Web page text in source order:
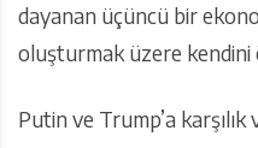
dayanan üçüncü bir
oluşturmak üzere kendini
Putin ve Trump’a